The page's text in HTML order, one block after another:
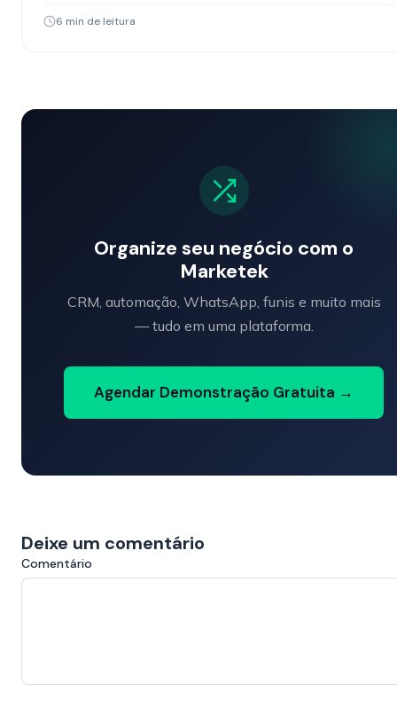
6 min de leitura
Organize seu negócio com o
Marketek
CRM, automação, WhatsApp, funis e muito mais
— tudo em uma plataforma.
Agendar Demonstração Gratuita →
Deixe um comentário
Comentário